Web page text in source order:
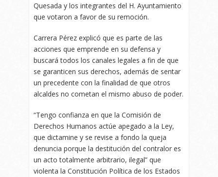
Quesada y los integrantes del H. Ayuntamiento
que votaron a favor de su remoción.
Carrera Pérez explicó que es parte de las
acciones que emprende en su defensa y
buscará todos los canales legales a fin de que
se garanticen sus derechos, además de sentar
un precedente con la finalidad de que otros
alcaldes no cometan el mismo abuso de poder.
“Tengo confianza en que la Comisión de
Derechos Humanos actúe apegado a la Ley,
que dictamine y se revise a fondo la queja
denuncia porque la destitución del contralor es
un acto totalmente arbitrario, ilegal” que
violenta la Constitución Política de los Estados